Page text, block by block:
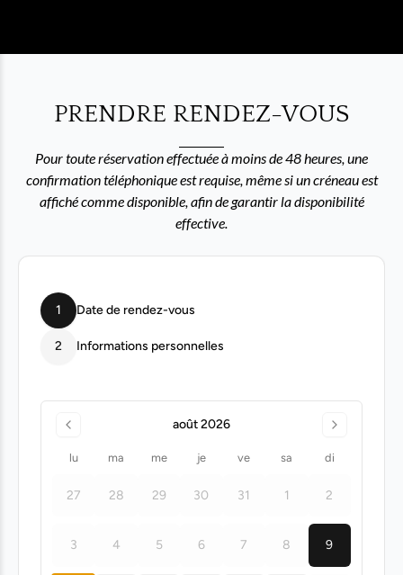
PRENDRE RENDEZ-VOUS
Pour toute réservation effectuée à moins de 48 heures, une
confirmation téléphonique est requise, même si un créneau est
affiché comme disponible, afin de garantir la disponibilité
effective.